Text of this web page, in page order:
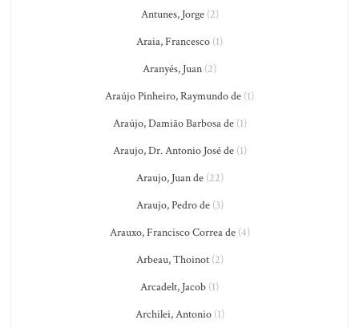
Antunes, Jorge(2)
Araia, Francesco (1)
Aranyés, Juan (2)
Araújo Pinheiro, Raymundo de (1)
Araújo, Damião Barbosa de(1)
Araujo, Dr. Antonio José de(1)
Araujo, Juan de(22)
Araujo, Pedro de(3)
Arauxo, Francisco Correa de(4)
Arbeau, Thoinot(2)
Arcadelt, Jacob (1)
Archilei, Antonio(1)